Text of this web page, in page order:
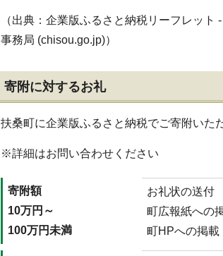
（出典：企業版ふるさと納税リーフレッ
事務局 (chisou.go.jp)）
寄附に対するお礼
扶桑町に企業版ふるさと納税でご寄附いた
※詳細はお問い合わせください
寄附額
10万円～
100万円未満
お礼状の送付
町広報紙への
町HPへの掲載